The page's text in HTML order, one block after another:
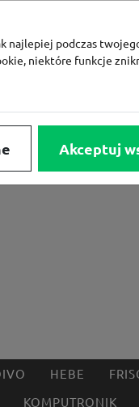
HEBE
KOMPUTRONIK
najlepiej podczas
niektóre funkcje
Akceptuj